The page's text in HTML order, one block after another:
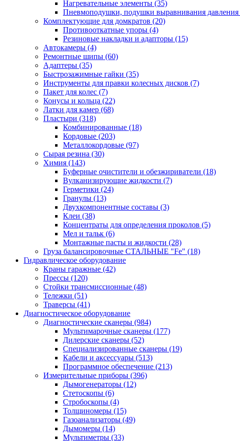
Нагревательные элементы (35)
Пневмоподушки, подушки выравнивания давления
Комплектующие для домкратов (20)
Противооткатные упоры (4)
Резиновые накладки и адапторы (15)
Автокамеры (4)
Ремонтные шипы (60)
Адаптеры (35)
Быстрозажимные гайки (35)
Инструменты для правки колесных дисков (7)
Пакет для колес (7)
Конусы и кольца (22)
Латки для камер (68)
Пластыри (318)
Комбинированные (18)
Кордовые (203)
Металлокордовые (97)
Сырая резина (30)
Химия (143)
Буферные очистители и обезжириватели (18)
Вулканизирующие жидкости (7)
Герметики (24)
Гранулы (13)
Двухкомпонентные составы (3)
Клеи (38)
Концентраты для определения проколов (5)
Мел и тальк (6)
Монтажные пасты и жидкости (28)
Груза балансировочные СТАЛЬНЫЕ "Fe" (18)
Гидравлическое оборудование
Краны гаражные (42)
Прессы (120)
Стойки трансмиссионные (48)
Тележки (51)
Траверсы (41)
Диагностическое оборудование
Диагностические сканеры (984)
Мультимарочные сканеры (177)
Дилерские сканеры (52)
Специализированные сканеры (19)
Кабели и аксессуары (513)
Программное обеспечение (213)
Измерительные приборы (396)
Дымогенераторы (12)
Стетоскопы (6)
Стробоскопы (4)
Толщиномеры (15)
Газоанализаторы (49)
Дымомеры (14)
Мультиметры (33)